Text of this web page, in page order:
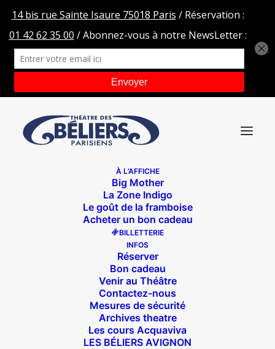
À L’AFFICHE
Big Mother
La Zone Indigo
Le goût de la framboise
Acheter un bon cadeau
BILLETTERIE
INFOS
Réserver
Bon cadeau
Venir au Théâtre
Contactez-nous
Mesures de sécurité
Archives theatre
Les cours Acquaviva
LES BÉLIERS AVIGNON
HEADER-HOME-FB-BEN
Accueil
Ben, il a beaucoup pleuvu
HEADER-HOME-FB-BEN